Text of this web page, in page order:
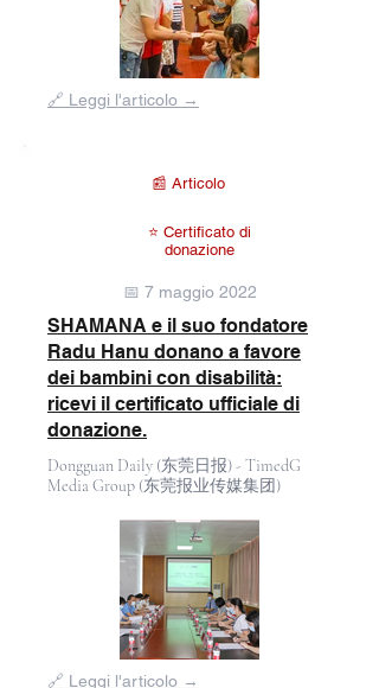
dalla
galleria
🔗 Leggi l'articolo →
📰 Articolo
⭐ Certificato di
donazione
📅 7 maggio 2022
SHAMANA e il suo fondatore
Radu Hanu donano a favore
dei bambini con disabilità:
ricevi il certificato ufficiale di
donazione.
Dongguan Daily (东莞日报) - TimedG
Media Group (东莞报业传媒集团)
dalla
🔗 Leggi l'articolo →